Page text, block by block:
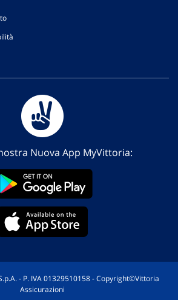
Nuova App MyVittoria:
- P. IVA 01329510158 - Copyright©Vittoria
Assicurazioni